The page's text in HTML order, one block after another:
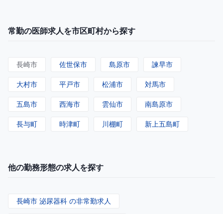
常勤の医師求人を市区町村から探す
長崎市 佐世保市 島原市 諫早市
大村市 平戸市 松浦市 対馬市
五島市 西海市 雲仙市 南島原市
長与町 時津町 川棚町 新上五島町
他の勤務形態の求人を探す
長崎市 泌尿器科 の非常勤求人